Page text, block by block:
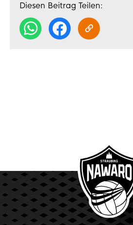
Diesen Beitrag Teilen: